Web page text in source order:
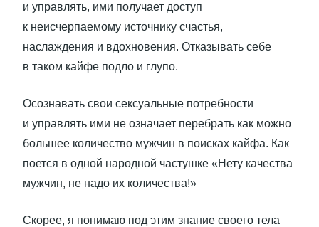
и управлять, ими получает доступ
к неисчерпаемому источнику счастья,
наслаждения и вдохновения. Отказывать себе
в таком кайфе подло и глупо.
Осознавать свои сексуальные потребности
и управлять ими не означает перебрать как можно
большее количество мужчин в поисках кайфа. Как
поется в одной народной частушке «Нету качества
мужчин, не надо их количества!»
Скорее, я понимаю под этим знание своего тела